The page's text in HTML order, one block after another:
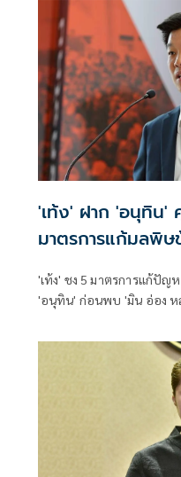
'เท้ง' ฝาก 'อนุทิน'
มาตรการแก้มลพิ
'เท้ง' ชง 5 มาตรการแก้ปั
'อนุทิน' ก่อนพบ 'มิน อ่อง ห